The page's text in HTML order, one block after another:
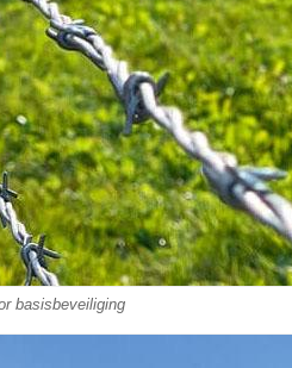
basisbeveiliging